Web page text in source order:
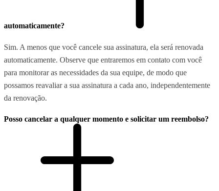
automaticamente?
Sim. A menos que você cancele sua assinatura, ela será renovada
automaticamente. Observe que entraremos em contato com você
para monitorar as necessidades da sua equipe, de modo que
possamos reavaliar a sua assinatura a cada ano, independentemente
da renovação.
Posso cancelar a qualquer momento e solicitar um reembolso?